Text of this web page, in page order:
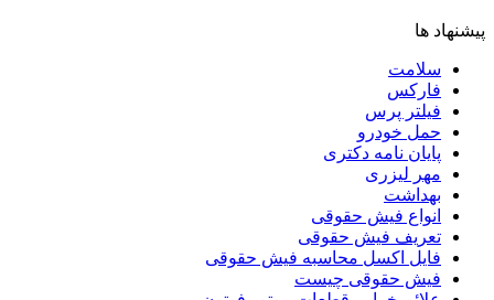
پیشنهاد ها
سلامت
فارکس
فیلتر پرس
حمل خودرو
پایان نامه دکتری
مهر لیزری
بهداشت
انواع فیش حقوقی
تعریف فیش حقوقی
فایل اکسل محاسبه فیش حقوقی
فیش حقوقی چیست